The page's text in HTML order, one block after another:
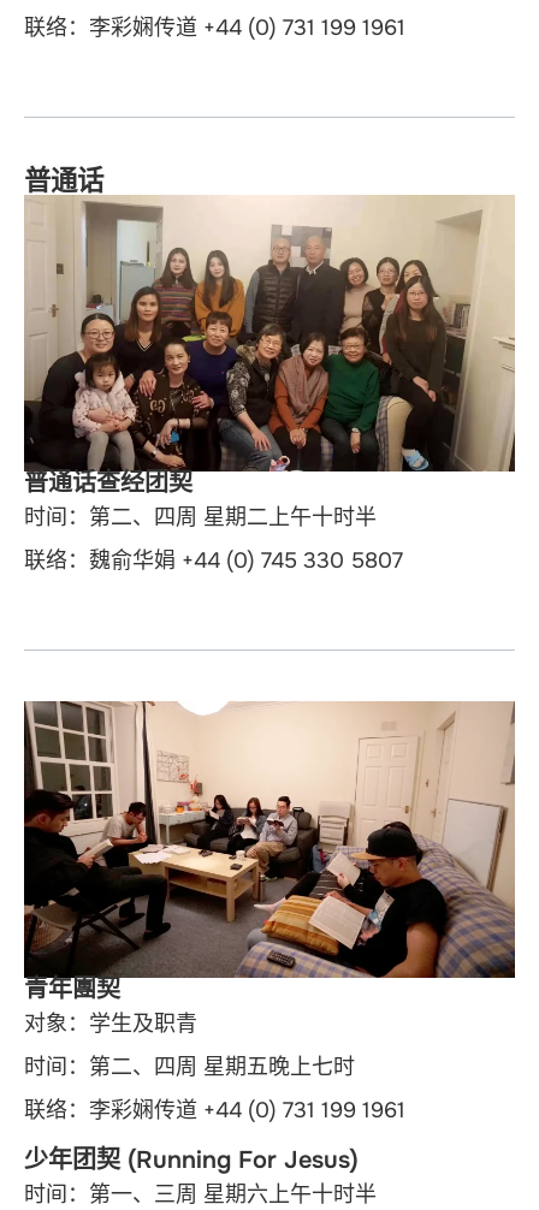
联络：李彩娴传道 +44 (0) 731 199 1961
普通话
普通话查经团契
时间：第二、四周 星期二上午十时半
联络：魏俞华娟 +44 (0) 745 330 5807
青年團契
对象：学生及职青
时间：第二、四周 星期五晚上七时
联络：李彩娴传道 +44 (0) 731 199 1961
少年团契 (Running For Jesus)
时间：第一、三周 星期六上午十时半